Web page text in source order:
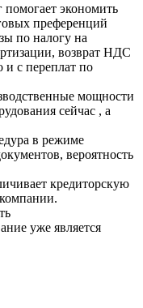
экономить
преференций
по налогу на
возврат НДС
и с переплат по
мощности
сейчас , а
в режиме
вероятность
кредиторскую
уже является